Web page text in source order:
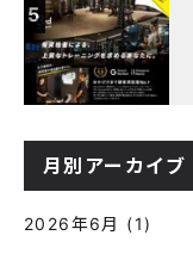
5
月別アーカイブ
2026年6月 (1)